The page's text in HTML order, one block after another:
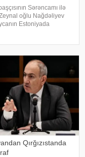
Sərəncamı ilə
oğlu Nağdəliyev
Estoniyada
üzrə köməkçisi - şöbə
Qırğızıstanda